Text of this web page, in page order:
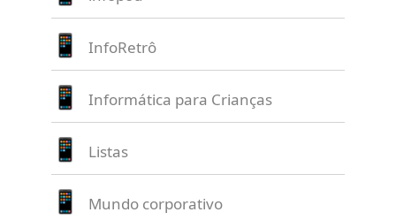
InfoRetrô
Informática para Crianças
Listas
Mundo corporativo